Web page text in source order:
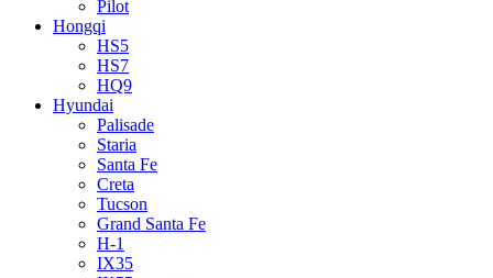
Pilot
Hongqi
HS5
HS7
HQ9
Hyundai
Palisade
Staria
Santa Fe
Creta
Tucson
Grand Santa Fe
H-1
IX35